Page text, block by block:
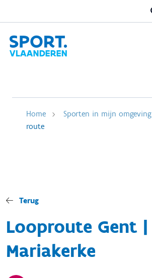
Home Sporten in mijn omgeving
route
Terug
Looproute Gent |
Mariakerke